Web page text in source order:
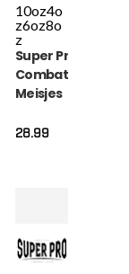
10oz4o
z6oz8o
z
Super Pro
Combat Gear
Meisjes
- Talent - Roze /
28.99